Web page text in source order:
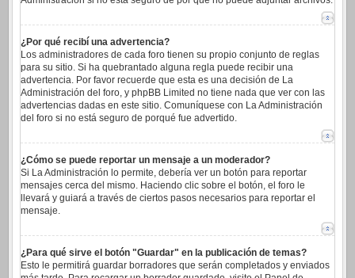
¿Por qué recibí una advertencia?
Los administradores de cada foro tienen su propio conjunto de reglas
para su sitio. Si ha quebrantado alguna regla puede recibir una
advertencia. Por favor recuerde que esta es una decisión de La
Administración del foro, y phpBB Limited no tiene nada que ver con las
advertencias dadas en este sitio. Comuníquese con La Administración
del foro si no está seguro de porqué fue advertido.
¿Cómo se puede reportar un mensaje a un moderador?
Si La Administración lo permite, debería ver un botón para reportar
mensajes cerca del mismo. Haciendo clic sobre el botón, el foro le
llevará y guiará a través de ciertos pasos necesarios para reportar el
mensaje.
¿Para qué sirve el botón "Guardar" en la publicación de temas?
Esto le permitirá guardar borradores que serán completados y enviados